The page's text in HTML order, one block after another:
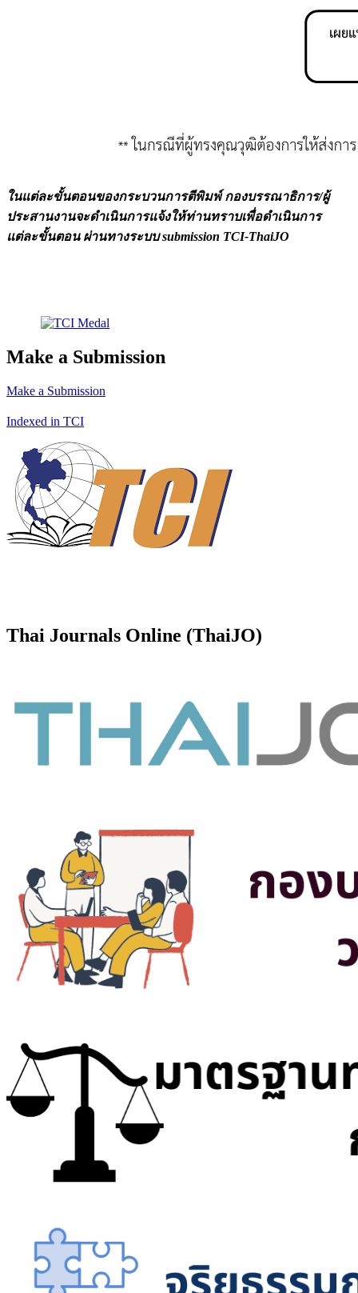
ในแต่ละขั้นตอนของกระบวนการตีพิมพ์ กองบรรณาธิการ/ผู้
ประสานงานจะดำเนินการแจ้งให้ท่านทราบเพื่อดำเนินการ
แต่ละขั้นตอน ผ่านทางระบบ submission TCI-ThaiJO
Make a Submission
Make a Submission
Indexed in TCI
Thai Journals Online (ThaiJO)